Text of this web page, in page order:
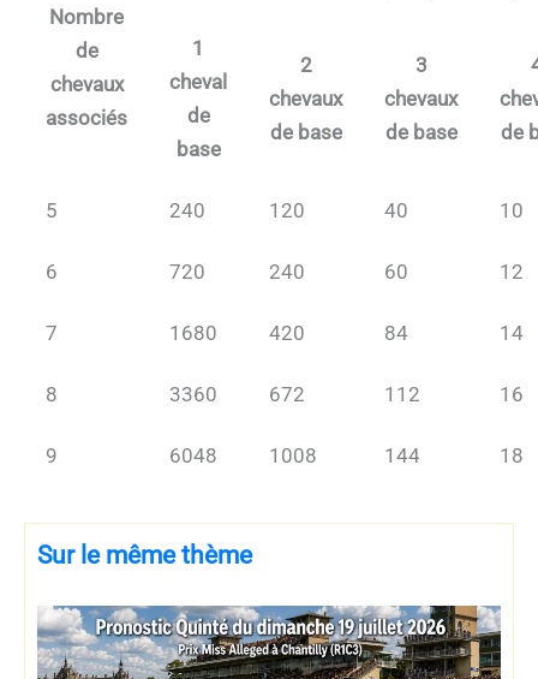
Nombre
de
chevaux
associés
1
cheval
de
base
2
chevaux
de base
3
chevaux
de base
de
5 240 120 40 10
6 720 240 60 12
7 1680 420 84 14
8 3360 672 112 16
9 6048 1008 144 18
Sur le même thème